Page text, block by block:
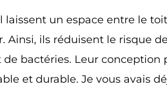
laissent un espace entre le
Ainsi, ils réduisent le risque
de bactéries. Leur
et durable. Je vous avais